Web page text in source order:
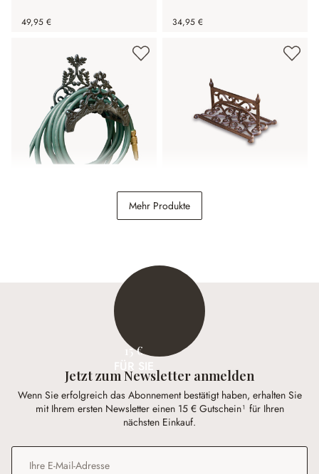
49,95 € 34,95 €
Schuhabstreifer Moida
Mehr Produkte
15 €
Jetzt zum Newsletter anmelden
Wenn Sie erfolgreich das Abonnement bestätigt haben, erhalten Sie
mit Ihrem ersten Newsletter einen 15 € Gutschein¹ für Ihren
nächsten Einkauf.
E-Mail-Adresse